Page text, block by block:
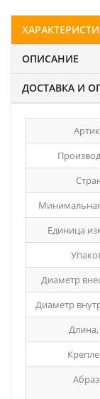
ОПИСАНИЕ
ДОСТАВКА И
Единица
Диаметр
Диаметр